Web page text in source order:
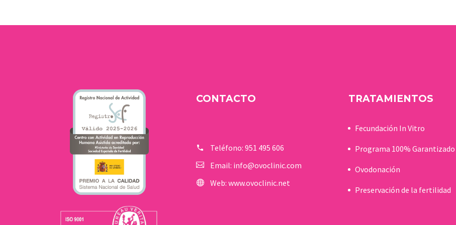
CONTACTO
Teléfono: 951 495 606
Email: info@ovoclinic.com
Web: www.ovoclinic.net
TRATAMIENTOS
Fecundación In Vitro
Programa 100% Garantizado
Ovodonación
Preservación de la fertilidad